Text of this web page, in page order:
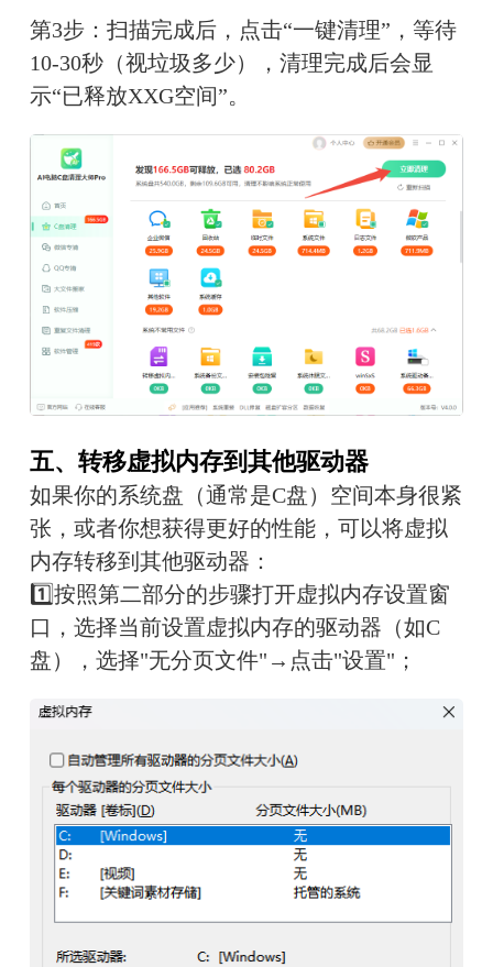
第3步：扫描完成后，点击“一键清理”，等待
10-30秒（视垃圾多少），清理完成后会显
示“已释放XXG空间”。
五、转移虚拟内存到其他驱动器
如果你的系统盘（通常是C盘）空间本身很紧
张，或者你想获得更好的性能，可以将虚拟
内存转移到其他驱动器：
1️⃣按照第二部分的步骤打开虚拟内存设置窗
口，选择当前设置虚拟内存的驱动器（如C
盘），选择"无分页文件"→点击"设置"；